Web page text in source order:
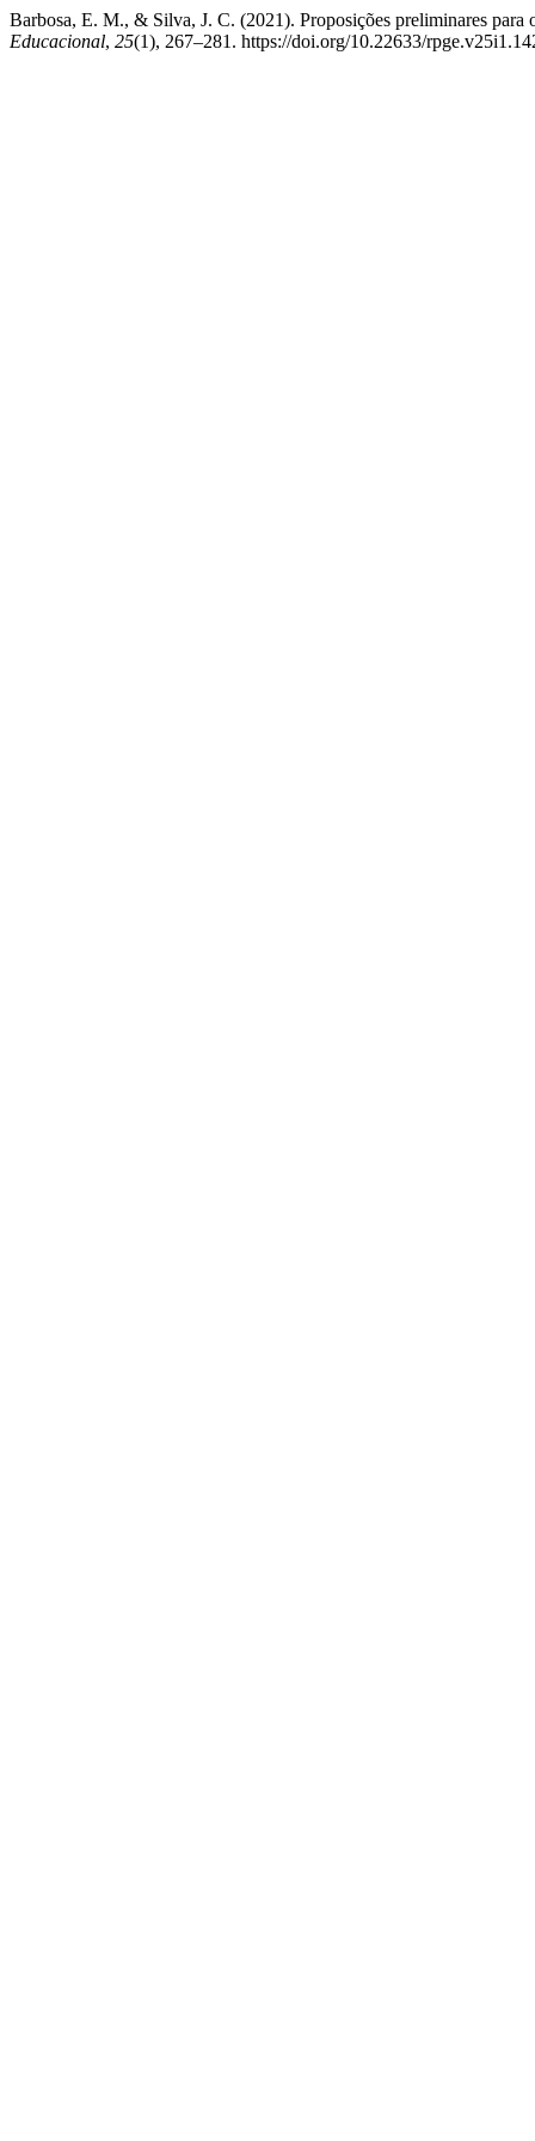
Barbosa, E. M., & Silva, J. C. (2021). Proposições preliminares para
Educacional, 25(1), 267–281. https://doi.org/10.22633/